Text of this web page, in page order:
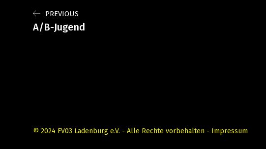
PREVIOUS
A/B-Jugend
© 2024 FV03 Ladenburg e.V. - Alle Rechte vorbehalten - Impressum